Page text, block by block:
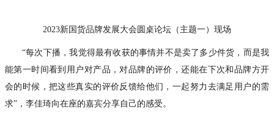
2023新国货品牌发展大会圆桌论坛（主题一）现场
“每次下播，我觉得最有收获的事情并不是卖了多少件货，而是我
能第一时间看到用户对产品，对品牌的评价，还能在下次和品牌方开
会的时候，把这些真实的评价反馈给他们，一起努力去满足用户的需
求”，李佳琦向在座的嘉宾分享自己的感受。